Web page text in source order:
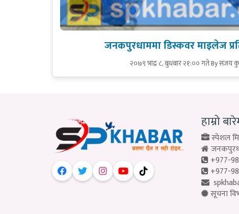
जनकपुरधाममा डिस्कवर माइलेज
२०७९ भाद्र ८, बुधबार २१:०० गतेBy संजय
हाम्रो
स्पेशल
+977-
+977-
सूचना